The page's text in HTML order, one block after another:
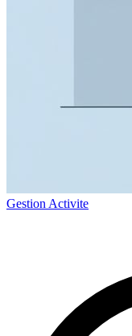
Gestion Activite